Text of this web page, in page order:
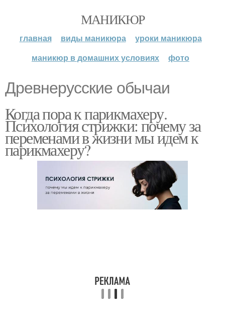
МАНИКЮР
главная виды маникюра
уроки маникюра
маникюр в домашних условиях
фото
Древнерусские обычаи
Когда пора к парикмахеру.
Психология стрижки: почему за
переменами в жизни мы идем к
парикмахеру?